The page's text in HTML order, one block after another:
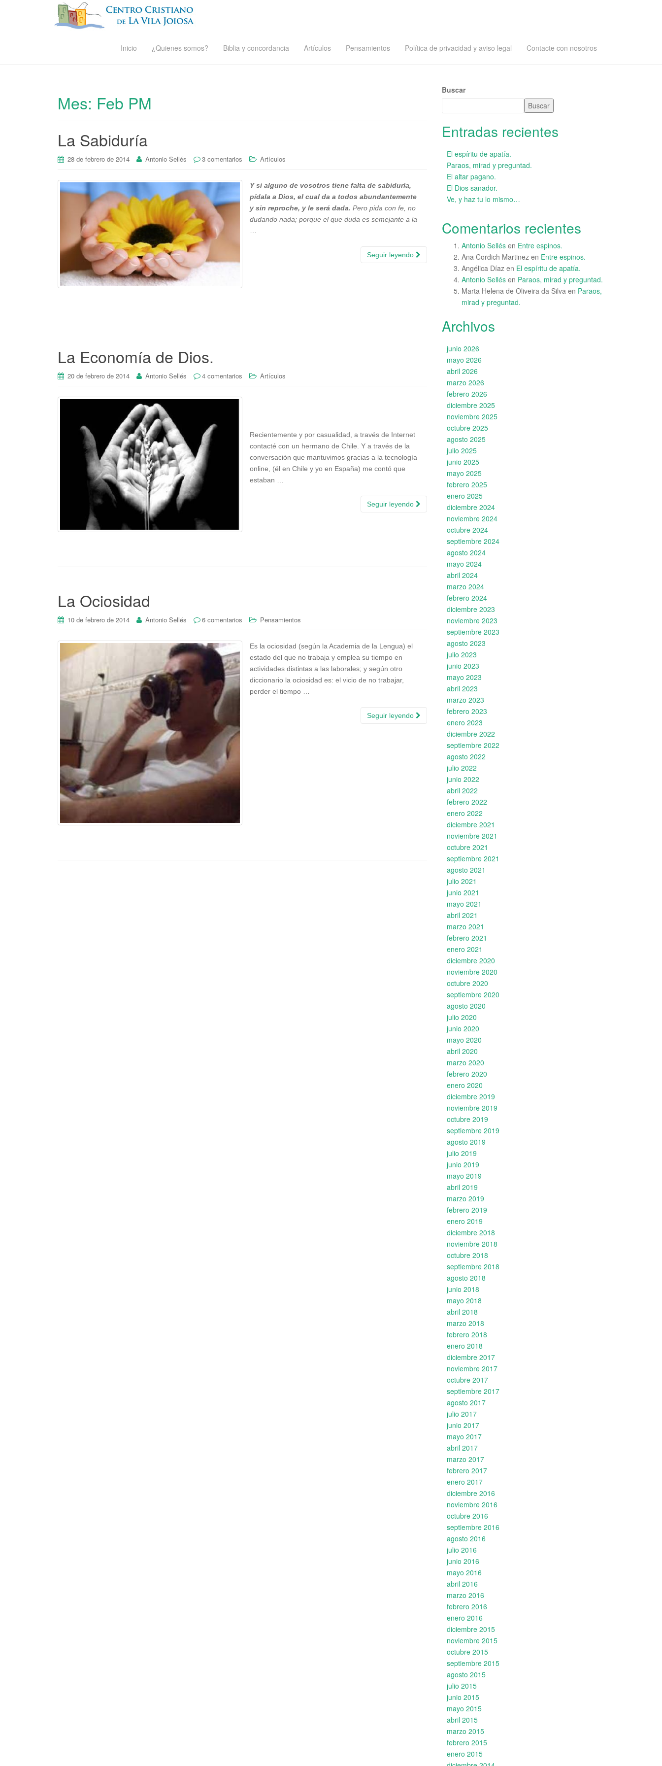
Inicio ¿Quienes somos? Biblia y concordancia Artículos Pensamientos Política de privacidad y aviso legal Contacte con nosotros
Mes: Feb PM
La Sabiduría
28 de febrero de 2014 Antonio Sellés 3 comentarios Artículos
Y si alguno de vosotros tiene falta de sabiduría,
pídala a Dios, el cual da a todos abundantemente
y sin reproche, y le será dada. Pero pida con fe, no
dudando nada; porque el que duda es semejante a la
Seguir leyendo
La Economía de Dios.
20 de febrero de 2014 Antonio Sellés 4 comentarios Artículos
Recientemente y por casualidad, a través de Internet
contacté con un hermano de Chile. Y a través de la
conversación que mantuvimos gracias a la tecnología
online, (él en Chile y yo en España) me contó que
estaban …
Seguir leyendo
La Ociosidad
10 de febrero de 2014 Antonio Sellés 6 comentarios Pensamientos
Es la ociosidad (según la Academia de la Lengua) el
estado del que no trabaja y emplea su tiempo en
actividades distintas a las laborales; y según otro
diccionario la ociosidad es: el vicio de no trabajar,
perder el tiempo …
Seguir leyendo
Buscar
Buscar
Entradas recientes
El espíritu de apatía.
Paraos, mirad y preguntad.
El altar pagano.
El Dios sanador.
Ve, y haz tu lo mismo…
Comentarios recientes
Antonio Sellés en Entre espinos.
Ana Cordich Martinez en Entre espinos.
Angélica Díaz en El espíritu de apatía.
Antonio Sellés en Paraos, mirad y preguntad.
Marta Helena de Oliveira da Silva en Paraos,
mirad y preguntad.
Archivos
junio 2026
mayo 2026
abril 2026
marzo 2026
febrero 2026
diciembre 2025
noviembre 2025
octubre 2025
agosto 2025
julio 2025
junio 2025
mayo 2025
febrero 2025
enero 2025
diciembre 2024
noviembre 2024
octubre 2024
septiembre 2024
agosto 2024
mayo 2024
abril 2024
marzo 2024
febrero 2024
diciembre 2023
noviembre 2023
septiembre 2023
agosto 2023
julio 2023
junio 2023
mayo 2023
abril 2023
marzo 2023
febrero 2023
enero 2023
diciembre 2022
septiembre 2022
agosto 2022
julio 2022
junio 2022
abril 2022
febrero 2022
enero 2022
diciembre 2021
noviembre 2021
octubre 2021
septiembre 2021
agosto 2021
julio 2021
junio 2021
mayo 2021
abril 2021
marzo 2021
febrero 2021
enero 2021
diciembre 2020
noviembre 2020
octubre 2020
septiembre 2020
agosto 2020
julio 2020
junio 2020
mayo 2020
abril 2020
marzo 2020
febrero 2020
enero 2020
diciembre 2019
noviembre 2019
octubre 2019
septiembre 2019
agosto 2019
julio 2019
junio 2019
mayo 2019
abril 2019
marzo 2019
febrero 2019
enero 2019
diciembre 2018
noviembre 2018
octubre 2018
septiembre 2018
agosto 2018
junio 2018
mayo 2018
abril 2018
marzo 2018
febrero 2018
enero 2018
diciembre 2017
noviembre 2017
octubre 2017
septiembre 2017
agosto 2017
julio 2017
junio 2017
mayo 2017
abril 2017
marzo 2017
febrero 2017
enero 2017
diciembre 2016
noviembre 2016
octubre 2016
septiembre 2016
agosto 2016
julio 2016
junio 2016
mayo 2016
abril 2016
marzo 2016
febrero 2016
enero 2016
diciembre 2015
noviembre 2015
octubre 2015
septiembre 2015
agosto 2015
julio 2015
junio 2015
mayo 2015
abril 2015
marzo 2015
febrero 2015
enero 2015